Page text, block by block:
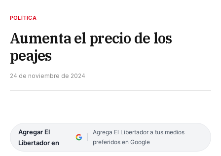
POLÍTICA
Aumenta el precio de los
peajes
24 de noviembre de 2024
Agregar El
Libertador en
Agrega El Libertador a tus medios
preferidos en Google